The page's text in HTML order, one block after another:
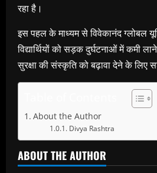
रहा है।
इस पहल के माध्यम से विवेकानंद ग्लोबल
विद्यार्थियों को सड़क दुर्घटनाओं में कमी
सुरक्षा की संस्कृति को बढ़ावा देने के लिए
About the Author
Divya Rashtra
ABOUT THE AUTHOR